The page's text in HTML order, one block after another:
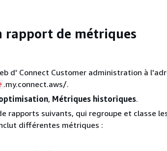
rapport de métriques
d' Connect Customer administration à
.my.connect.aws/.
, Métriques historiques.
rapports suivants, qui regroupe et classe
différentes métriques :